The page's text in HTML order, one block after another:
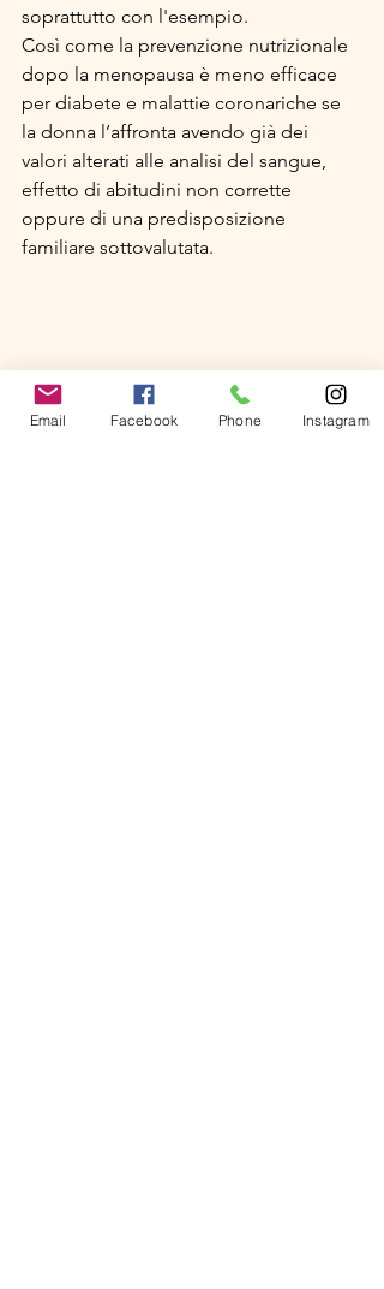
soprattutto con l'esempio.
Così come la prevenzione nutrizionale
dopo la menopausa è meno efficace
per diabete e malattie coronariche se
la donna l’affronta avendo già dei
valori alterati alle analisi del sangue,
effetto di abitudini non corrette
oppure di una predisposizione
familiare sottovalutata.
Email Facebook Phone Instagram